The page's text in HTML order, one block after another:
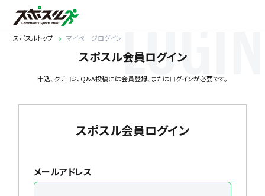
スポスルトップ マイページログイン
スポスル会員ログイン
申込、クチコミ、Q&A投稿には会員登録、またはログインが必要です。
LOGIN
スポスル会員ログイン
メールアドレス